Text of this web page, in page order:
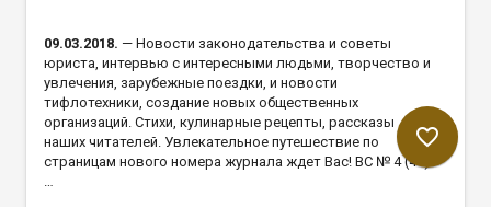
09.03.2018. — Новости законодательства и советы
юриста, интервью с интересными людьми, творчество и
увлечения, зарубежные поездки, и новости
тифлотехники, создание новых общественных
организаций. Стихи, кулинарные рецепты, рассказы
наших читателей. Увлекательное путешествие по
страницам нового номера журнала ждет Вас! ВС № 4 (44).
…
favorite_border